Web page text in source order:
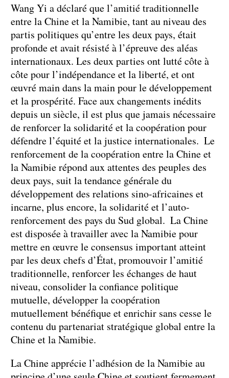
Wang Yi a déclaré que l’amitié traditionnelle
entre la Chine et la Namibie, tant au niveau des
partis politiques qu’entre les deux pays, était
profonde et avait résisté à l’épreuve des aléas
internationaux. Les deux parties ont lutté côte à
côte pour l’indépendance et la liberté, et ont
œuvré main dans la main pour le développement
et la prospérité. Face aux changements inédits
depuis un siècle, il est plus que jamais nécessaire
de renforcer la solidarité et la coopération pour
défendre l’équité et la justice internationales. Le
renforcement de la coopération entre la Chine et
la Namibie répond aux attentes des peuples des
deux pays, suit la tendance générale du
développement des relations sino-africaines et
incarne, plus encore, la solidarité et l’auto-
renforcement des pays du Sud global. La Chine
est disposée à travailler avec la Namibie pour
mettre en œuvre le consensus important atteint
par les deux chefs d’État, promouvoir l’amitié
traditionnelle, renforcer les échanges de haut
niveau, consolider la confiance politique
mutuelle, développer la coopération
mutuellement bénéfique et enrichir sans cesse le
contenu du partenariat stratégique global entre la
Chine et la Namibie.
La Chine apprécie l’adhésion de la Namibie au